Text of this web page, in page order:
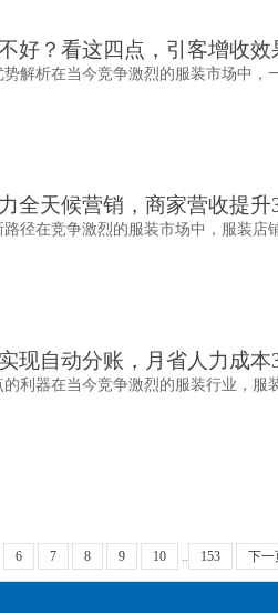
好？看这四点，引客增收效
解析在当今竞争激烈的服装市场中，
全天候营销，商家营收提升
径在竞争激烈的服装市场中，服装店
现自动分账，月省人力成本
利器在当今竞争激烈的服装行业，服
6 7 8 9 10 .. 153 下一